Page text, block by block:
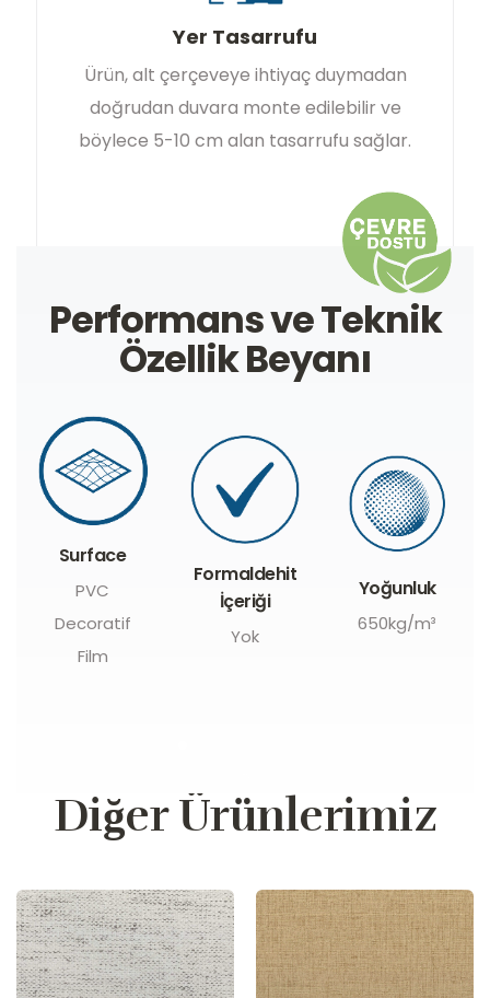
Yer Tasarrufu
Ürün, alt çerçeveye ihtiyaç duymadan
doğrudan duvara monte edilebilir ve
böylece 5-10 cm alan tasarrufu sağlar.
Performans ve Teknik
Özellik Beyanı
Surface
PVC
Decoratif
Film
Formaldehit
İçeriği
Yok
Yoğunluk
650kg/m³
Diğer Ürünlerimiz